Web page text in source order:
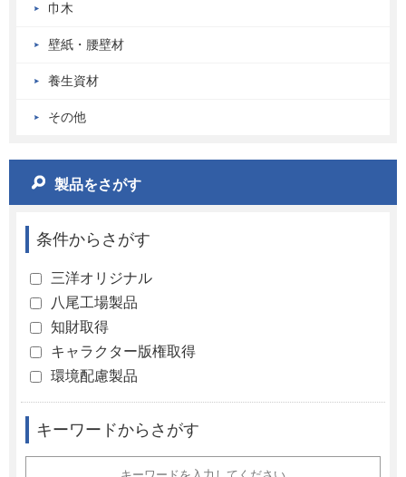
巾木
壁紙・腰壁材
養生資材
その他
製品をさがす
条件からさがす
三洋オリジナル
八尾工場製品
知財取得
キャラクター版権取得
環境配慮製品
キーワードからさがす